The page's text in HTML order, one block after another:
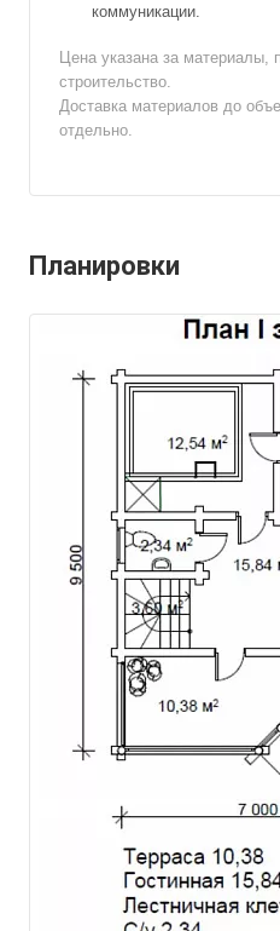
коммуникации.
Цена указана за материалы,
строительство.
Доставка материалов до
отдельно.
Планировки